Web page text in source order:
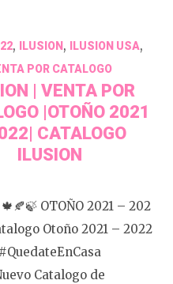
, ILUSION , ILUSION USA,
POR CATALOGO
| VENTA POR
|OTOÑO 2021
CATALOGO
ILUSION
OTOÑO 2021 – 202
Otoño 2021 – 2022
#QuedateEnCasa
Catalogo de